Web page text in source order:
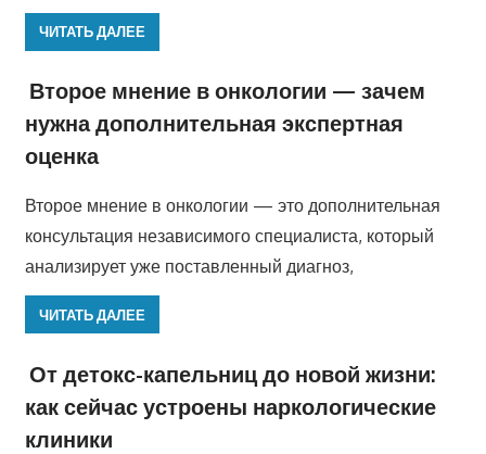
ЧИТАТЬ ДАЛЕЕ
Второе мнение в онкологии — зачем
нужна дополнительная экспертная
оценка
Второе мнение в онкологии — это дополнительная
консультация независимого специалиста, который
анализирует уже поставленный диагноз,
ЧИТАТЬ ДАЛЕЕ
От детокс-капельниц до новой жизни:
как сейчас устроены наркологические
клиники